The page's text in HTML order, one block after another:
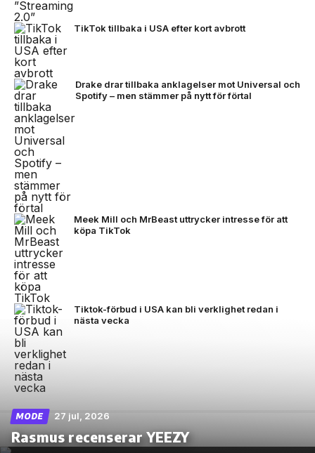
TikTok tillbaka i USA efter kort avbrott
Drake drar tillbaka anklagelser mot Universal och
Spotify – men stämmer på nytt för förtal
Meek Mill och MrBeast uttrycker intresse för att
köpa TikTok
Tiktok-förbud i USA kan bli verklighet redan i
nästa vecka
MODE 27 jul, 2026
Rasmus recenserar YEEZY